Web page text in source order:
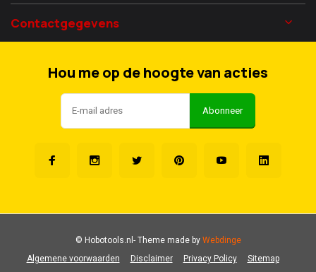
Contactgegevens
Hou me op de hoogte van acties
Abonneer
Algemene voorwaarden Disclaimer Privacy Policy Sitemap
© Hobotools.nl- Theme made byWebdinge